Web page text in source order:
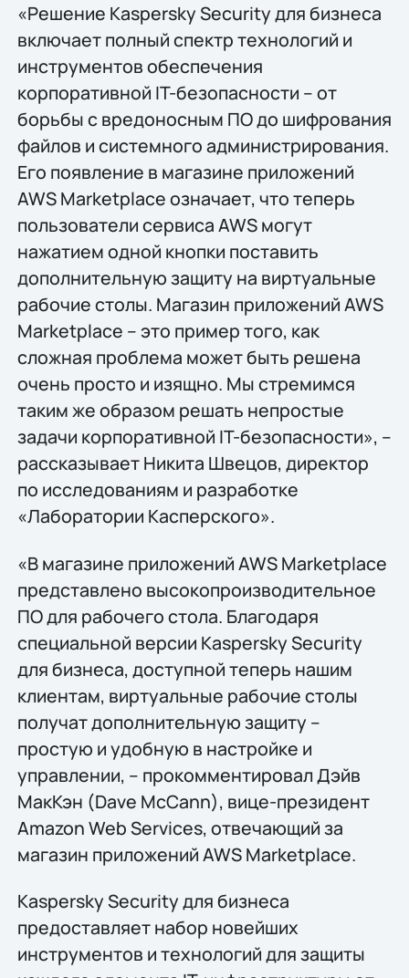
«Решение Kaspersky Security для бизнеса
включает полный спектр технологий и
инструментов обеспечения
корпоративной IT-безопасности – от
борьбы с вредоносным ПО до шифрования
файлов и системного администрирования.
Его появление в магазине приложений
AWS Marketplace означает, что теперь
пользователи сервиса AWS могут
нажатием одной кнопки поставить
дополнительную защиту на виртуальные
рабочие столы. Магазин приложений AWS
Marketplace – это пример того, как
сложная проблема может быть решена
очень просто и изящно. Мы стремимся
таким же образом решать непростые
задачи корпоративной IT-безопасности», –
рассказывает Никита Швецов, директор
по исследованиям и разработке
«Лаборатории Касперского».
«В магазине приложений AWS Marketplace
представлено высокопроизводительное
ПО для рабочего стола. Благодаря
специальной версии Kaspersky Security
для бизнеса, доступной теперь нашим
клиентам, виртуальные рабочие столы
получат дополнительную защиту –
простую и удобную в настройке и
управлении, – прокомментировал Дэйв
МакКэн (Dave McCann), вице-президент
Amazon Web Services, отвечающий за
магазин приложений AWS Marketplace.
Kaspersky Security для бизнеса
предоставляет набор новейших
инструментов и технологий для защиты